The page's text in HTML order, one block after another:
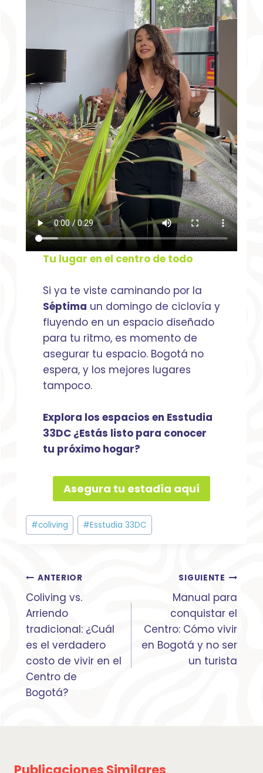
Tu lugar en el centro de todo
Si ya te viste caminando por la
Séptima un domingo de ciclovía y
fluyendo en un espacio diseñado
para tu ritmo, es momento de
asegurar tu espacio. Bogotá no
espera, y los mejores lugares
tampoco.
Explora los espacios en Esstudia
33DC ¿Estás listo para conocer
tu próximo hogar?
Asegura tu estadía aquí
Etiquetas
de
#coliving #Esstudia 33DC
Navegación
de
entradas
ANTERIOR
Coliving vs.
Arriendo
tradicional: ¿Cuál
es el verdadero
costo de vivir en el
Centro de
Bogotá?
SIGUIENTE
Manual para
conquistar el
Centro: Cómo vivir
en Bogotá y no ser
un turista